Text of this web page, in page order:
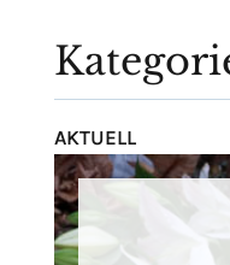
AKTUELL